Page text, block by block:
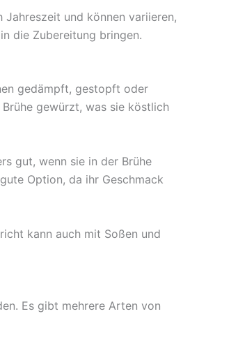
und können variieren,
die Zubereitung bringen.
gedämpft, gestopft oder
gewürzt, was sie köstlich
gut, wenn sie in der Brühe
Option, da ihr Geschmack
kann auch mit Soßen und
Es gibt mehrere Arten von